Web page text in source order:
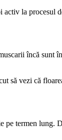
activ la procesul
încă sunt
să vezi că
pe termen lung.